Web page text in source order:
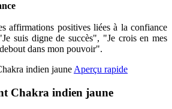
affirmations positives liées à la confiance
suis digne de succès", "Je crois en mes
dans mon pouvoir".
Aperçu rapide
Chakra indien jaune